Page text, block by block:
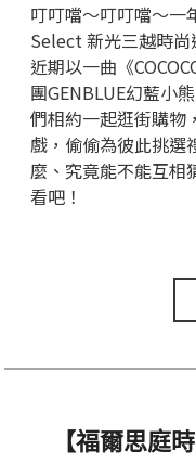
叮叮噹～叮叮噹～一
Select 新光三越時
近期以一曲《
團GENBLUE幻藍小
們相約一起逛街購物
戲，偷偷為彼此挑選
麼、究竟能不能互相
看吧！
【福爾思庭